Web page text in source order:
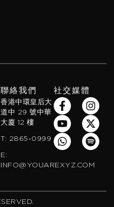
聯絡我們
香港中環皇后大
道中 29 號中華
大廈 12 樓
T: 2865-0999
E:
INFO@YOUAREXYZ.COM
社交媒體
F
a
c
e
b
o
o
f
I
n
s
t
a
g
r
Y
o
u
t
u
b
e
X
-
t
w
i
t
t
W
h
a
t
s
a
p
S
p
o
t
i
f
y